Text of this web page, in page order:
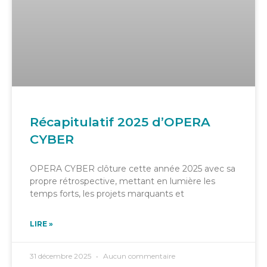
Récapitulatif 2025 d’OPERA
CYBER
OPERA CYBER clôture cette année 2025 avec sa
propre rétrospective, mettant en lumière les
temps forts, les projets marquants et
LIRE »
31 décembre 2025 Aucun commentaire